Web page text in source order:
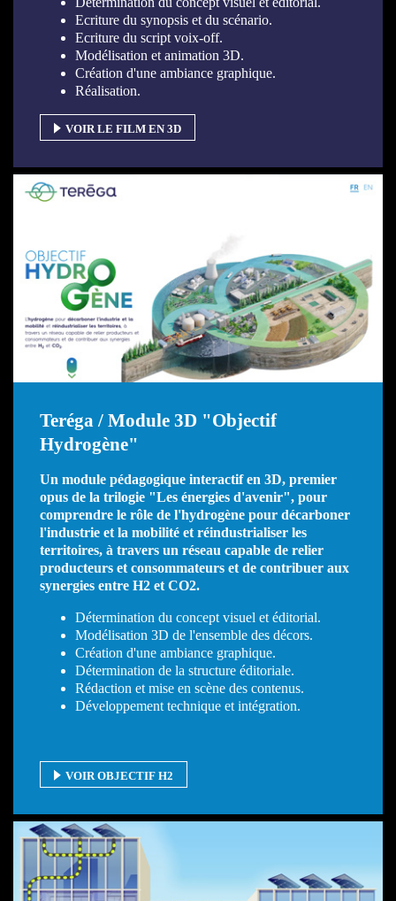
Ecriture du synopsis et du scénario.
Ecriture du script voix-off.
Modélisation et animation 3D.
Création d'une ambiance graphique.
Réalisation.
VOIR LE FILM EN 3D
Teréga / Module 3D "Objectif
Hydrogène"
Un module pédagogique interactif en 3D, premier
opus de la trilogie "Les énergies d'avenir", pour
comprendre le rôle de l'hydrogène pour décarboner
l'industrie et la mobilité et réindustrialiser les
territoires, à travers un réseau capable de relier
producteurs et consommateurs et de contribuer aux
synergies entre H2 et CO2.
Détermination du concept visuel et éditorial.
Modélisation 3D de l'ensemble des décors.
Création d'une ambiance graphique.
Détermination de la structure éditoriale.
Rédaction et mise en scène des contenus.
Développement technique et intégration.
VOIR OBJECTIF H2